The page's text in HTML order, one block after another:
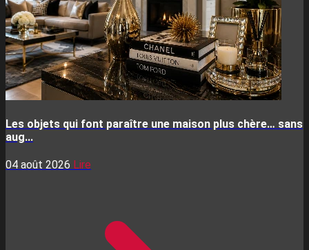
Les objets qui font paraître une maison plus chère… sans
aug...
04 août 2026 Lire